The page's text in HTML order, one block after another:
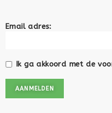
Email adres:
Ik ga akkoord met de